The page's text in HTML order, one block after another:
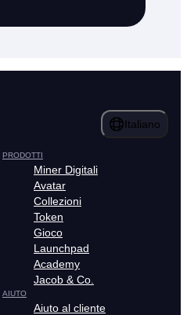
Italiano
PRODOTTI
Miner Digitali
Avatar
Collezioni
Token
Gioco
Launchpad
Academy
Jacob & Co.
AIUTO
Aiuto al cliente